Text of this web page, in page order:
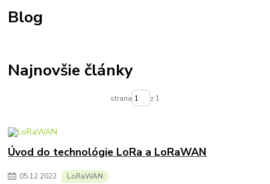
Blog
Najnovšie články
strana z 1
Úvod do technológie LoRa a LoRaWAN
05.12.2022 LoRaWAN